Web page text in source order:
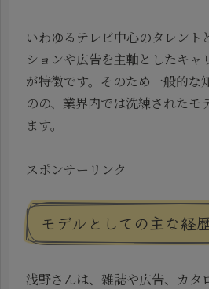
いわゆるテレビ中心のタレント
ションや広告を主軸としたキャ
が特徴です。そのため一般的な
のの、業界内では洗練されたモ
ます。
スポンサーリンク
モデルとしての主な経
浅野さんは、雑誌や広告、カタ